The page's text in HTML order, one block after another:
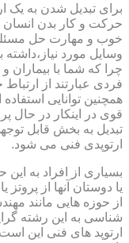
برای تبدیل شدن به یک
حرکت و کار بدن انسان
خوب و مهارت حل
وسایل مورد
چرا که شما با بیماران
فردی عبارتند از
قوی در اینکار در حال
تبدیل به بخش قابل
ارتوپدی فنی می شود.
بسیاری از افراد به
یا دوستان آنها از
از حوزه هایی مانند
شناسی به این رشته
ارتوپد های فنی این